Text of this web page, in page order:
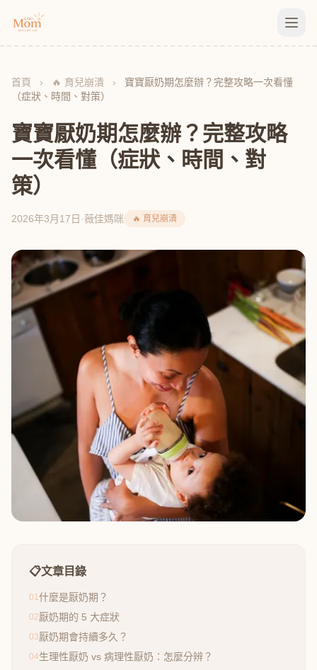
首頁 › 🔥 育兒崩潰 ›
寶寶厭奶期怎麼辦？完整攻略一次看懂
（症狀、時間、對策）
寶寶厭奶期怎麼辦？完整攻略
一次看懂（症狀、時間、對
策）
2026年3月17日 ·薇佳媽咪 🔥 育兒崩潰
📋文章目錄
01什麼是厭奶期？
02厭奶期的 5 大症狀
03厭奶期會持續多久？
04生理性厭奶 vs 病理性厭奶：怎麼分辨？